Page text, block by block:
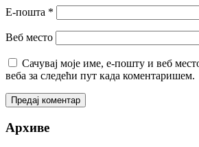
Е-пошта *
Веб место
Сачувај моје име, е-пошту и веб
веба за следећи пут када коментаришем.
Архиве